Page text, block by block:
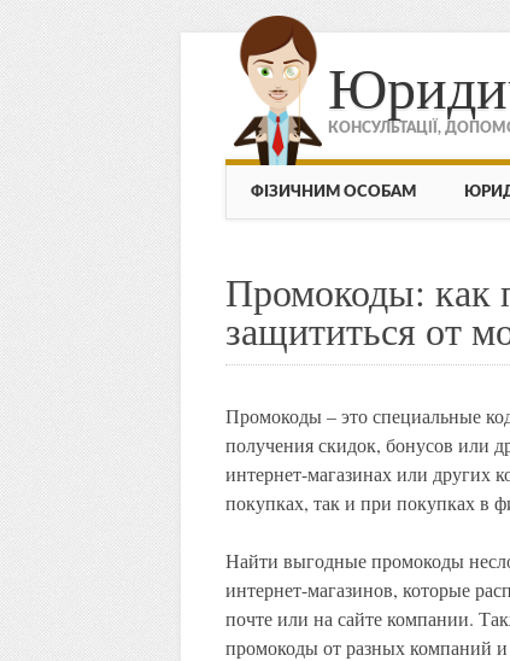
КОНСУЛЬТАЦІЇ,
МЕНЮ
Skip to content
ФІЗИЧНИМ ОСОБАМ
Промокоды: как
защититься от
Промокоды – это специальные
получения скидок, бонусов или
интернет-магазинах или других
покупках, так и при покупках в
Найти выгодные промокоды
интернет-магазинов, которые
почте или на сайте компании.
промокоды от разных компаний